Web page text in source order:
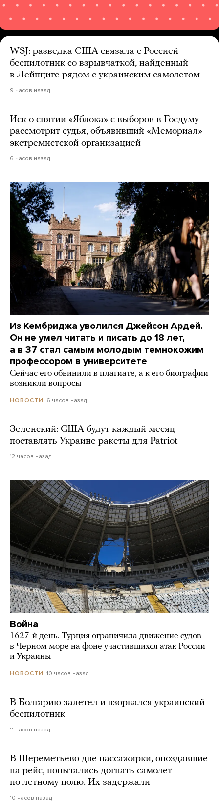
WSJ: разведка США связала с Россией
беспилотник со взрывчаткой, найденный
в Лейпциге рядом с украинским самолетом
9 часов назад
Иск о снятии «Яблока» с выборов в Госдуму
рассмотрит судья, объявивший «Мемориал»
экстремистской организацией
6 часов назад
Из Кембриджа уволился Джейсон Ардей.
Он не умел читать и писать до 18 лет,
а в 37 стал самым молодым темнокожим
профессором в университете
Сейчас его обвинили в плагиате, а к его биографии
возникли вопросы
НОВОСТИ 6 часов назад
Зеленский: США будут каждый месяц
поставлять Украине ракеты для Patriot
12 часов назад
Война
1627-й день. Турция ограничила движение судов
в Черном море на фоне участившихся атак России
и Украины
НОВОСТИ 10 часов назад
В Болгарию залетел и взорвался украинский
беспилотник
11 часов назад
В Шереметьево две пассажирки, опоздавшие
на рейс, попытались догнать самолет
по летному полю. Их задержали
10 часов назад